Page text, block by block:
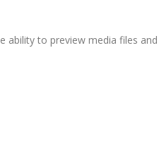
to preview media files